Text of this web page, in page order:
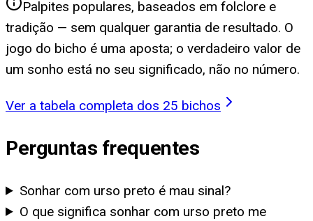
Palpites populares, baseados em folclore e
tradição — sem qualquer garantia de resultado. O
jogo do bicho é uma aposta; o verdadeiro valor de
um sonho está no seu significado, não no número.
Ver a tabela completa dos 25 bichos
Perguntas frequentes
Sonhar com urso preto é mau sinal?
O que significa sonhar com urso preto me